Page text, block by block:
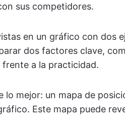
sus competidores.
en un gráfico con dos
dos factores clave,
frente a la practicidad.
lo mejor: un mapa de
Este mapa puede